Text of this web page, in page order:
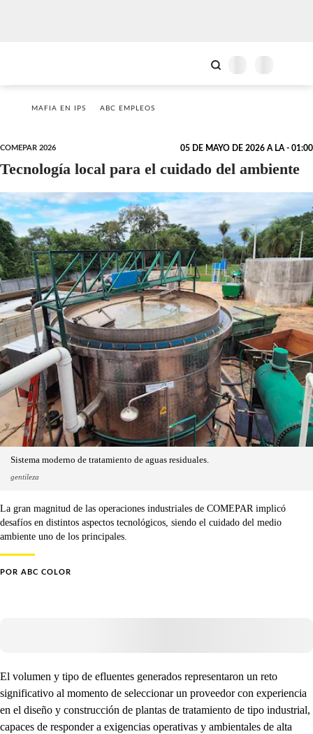
MAFIA EN IPS ABC EMPLEOS
COMEPAR 2026 05 DE MAYO DE 2026 A LA - 01:00
Tecnología local para el cuidado del ambiente
Sistema moderno de tratamiento de aguas residuales.
gentileza
La gran magnitud de las operaciones industriales de COMEPAR implicó
desafíos en distintos aspectos tecnológicos, siendo el cuidado del medio
ambiente uno de los principales.
POR ABC COLOR
El volumen y tipo de efluentes generados representaron un reto
significativo al momento de seleccionar un proveedor con experiencia
en el diseño y construcción de plantas de tratamiento de tipo industrial,
capaces de responder a exigencias operativas y ambientales de alta